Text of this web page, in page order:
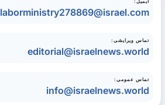
ایمیل:
laborministry278869@israel.com
تماس ویرایشی:
editorial@israelnews.world
تماس عمومی:
info@israelnews.world